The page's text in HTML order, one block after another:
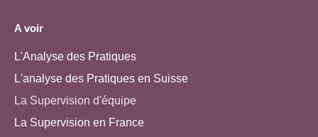
A voir
L'Analyse des Pratiques
L'analyse des Pratiques en Suisse
La Supervision d'équipe
La Supervision en France